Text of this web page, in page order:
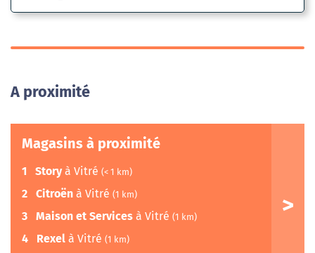
A proximité
Magasins à proximité
1 Storyà Vitré (< 1 km)
2 Citroën à Vitré (1 km)
3 Maison et Services à Vitré (1 km)
4 Rexel à Vitré (1 km)